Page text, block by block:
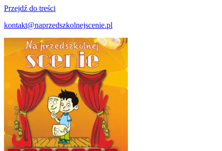
Przejdź do treści
kontakt@naprzedszkolnejscenie.pl